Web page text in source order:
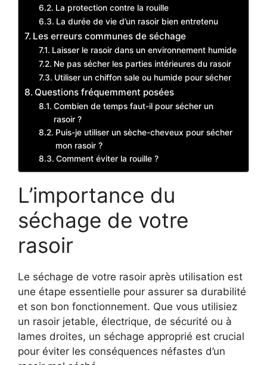
La protection contre la rouille
La durée de vie d’un rasoir bien entretenu
Les erreurs communes de séchage
Laisser le rasoir dans un environnement humide
Ne pas sécher les parties intérieures du rasoir
Utiliser un chiffon sale ou humide pour sécher
Questions fréquemment posées
Combien de temps faut-il pour sécher un
rasoir ?
Puis-je utiliser un sèche-cheveux pour sécher
mon rasoir ?
Comment éviter la rouille ?
L’importance du
séchage de votre
rasoir
Le séchage de votre rasoir après utilisation est
une étape essentielle pour assurer sa durabilité
et son bon fonctionnement. Que vous utilisiez
un rasoir jetable, électrique, de sécurité ou à
lames droites, un séchage approprié est crucial
pour éviter les conséquences néfastes d’un